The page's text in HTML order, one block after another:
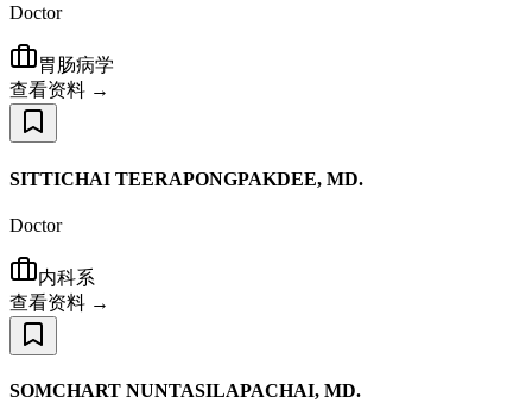
Doctor
胃肠病学
查看资料 →
SITTICHAI TEERAPONGPAKDEE, MD.
Doctor
内科系
查看资料 →
SOMCHART NUNTASILAPACHAI, MD.